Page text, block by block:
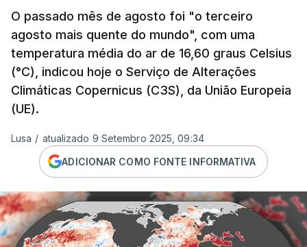
O passado mês de agosto foi "o terceiro
agosto mais quente do mundo", com uma
temperatura média do ar de 16,60 graus Celsius
(°C), indicou hoje o Serviço de Alterações
Climáticas Copernicus (C3S), da União Europeia
(UE).
Lusa / atualizado 9 Setembro 2025, 09:34
ADICIONAR COMO FONTE INFORMATIVA